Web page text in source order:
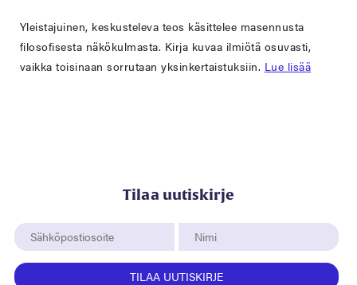
Yleistajuinen, keskusteleva teos käsittelee masennusta
filosofisesta näkökulmasta. Kirja kuvaa ilmiötä osuvasti,
vaikka toisinaan sorrutaan yksinkertaistuksiin. Lue lisää
Tilaa uutiskirje
TILAA UUTISKIRJE